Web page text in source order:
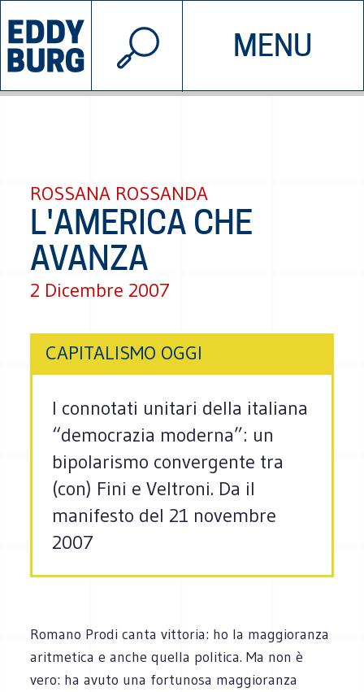
MENU
INIZIATIVE CHI SIAMO
© 2026 EDDYBURG
ROSSANA ROSSANDA
L'AMERICA CHE
AVANZA
2 Dicembre 2007
CAPITALISMO OGGI
I connotati unitari della italiana
“democrazia moderna”: un
bipolarismo convergente tra
(con) Fini e Veltroni. Da il
manifesto del 21 novembre
2007
Romano Prodi canta vittoria: ho la maggioranza
aritmetica e anche quella politica. Ma non è
vero: ha avuto una fortunosa maggioranza